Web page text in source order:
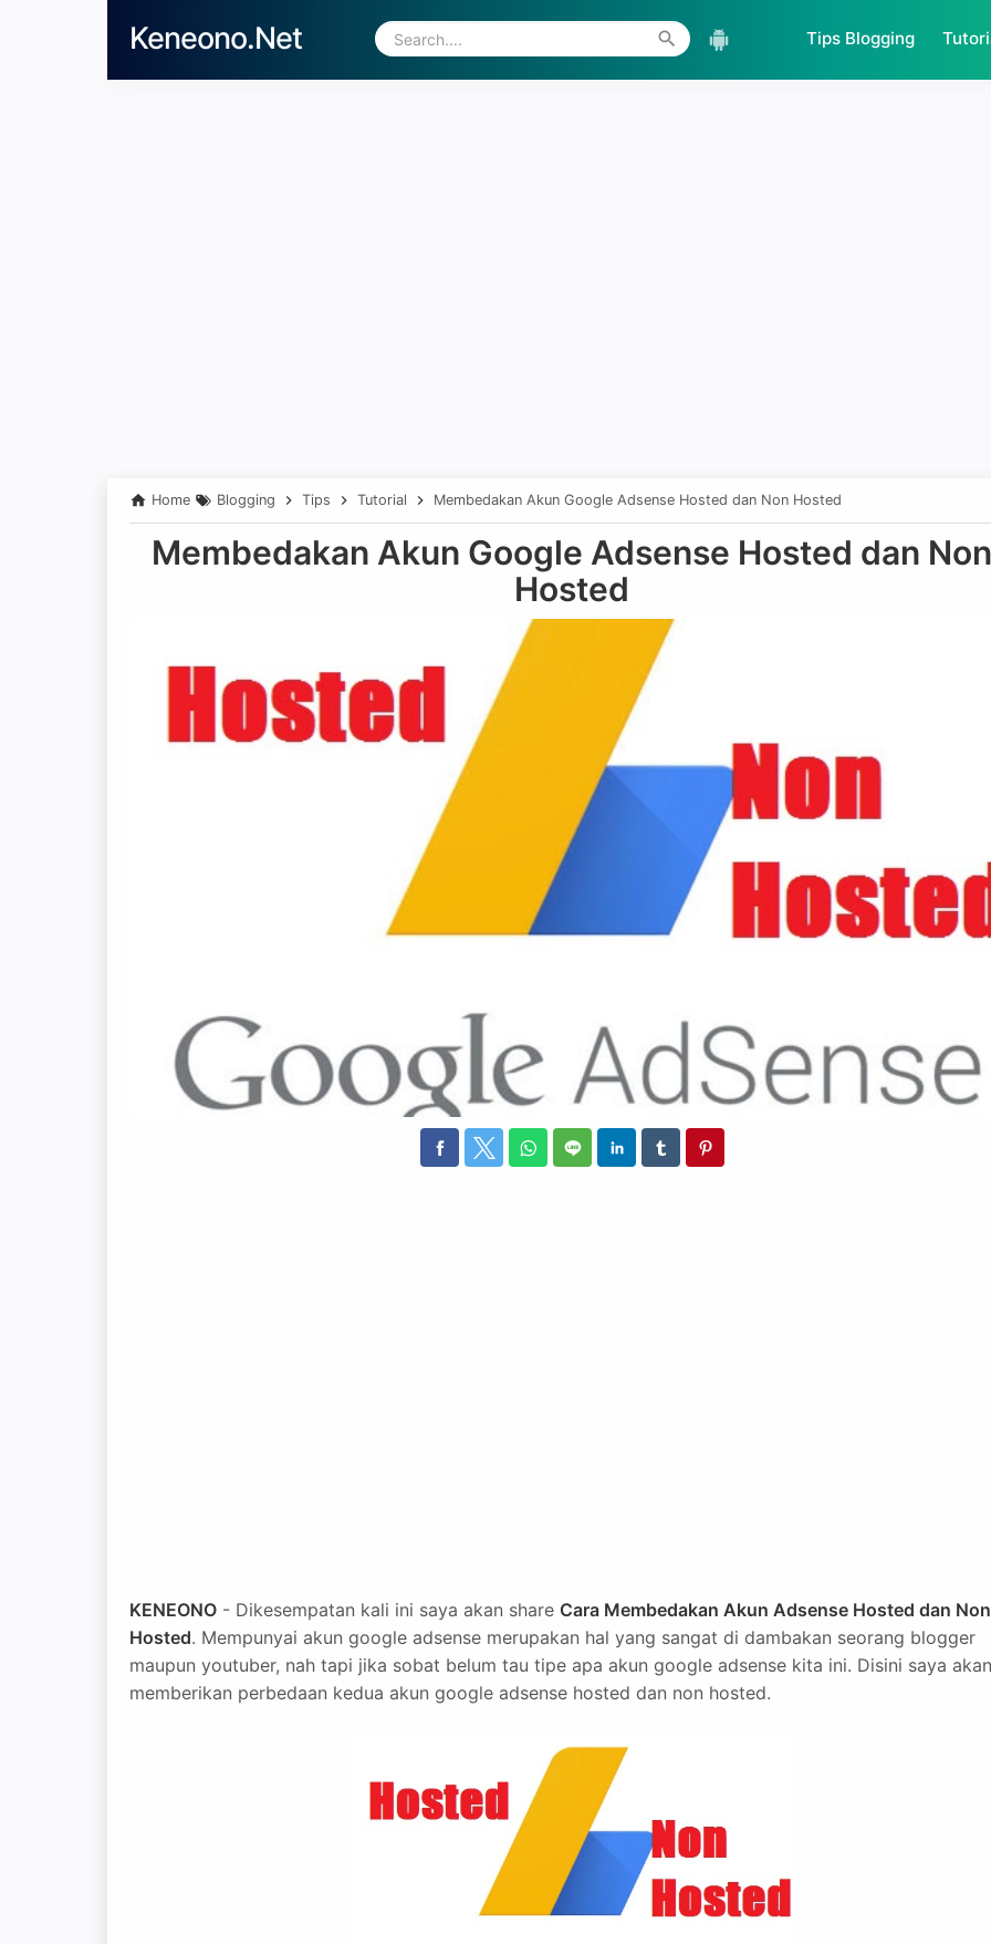
Skip to main content
Keneono.Net Tips Blogging
Home Blogging Tips Tutorial Membedakan Akun Google Adsense Hosted dan Non Hosted
Membedakan Akun Google Adsense Hosted dan Non
Hosted
KENEONO - Dikesempatan kali ini saya akan share Cara Membedakan Akun Adsense Hosted dan Non
Hosted. Mempunyai akun google adsense merupakan hal yang sangat di dambakan seorang blogger
maupun youtuber, nah tapi jika sobat belum tau tipe apa akun google adsense kita ini. Disini saya akan
memberikan perbedaan kedua akun google adsense hosted dan non hosted.